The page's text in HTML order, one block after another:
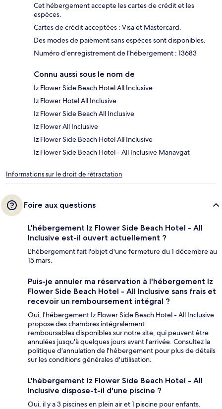
Cet hébergement accepte les cartes de crédit et les
espèces.
Cartes de crédit acceptées : Visa et Mastercard.
Des modes de paiement sans espèces sont disponibles.
Numéro d’enregistrement de l’hébergement : 13683
Connu aussi sous le nom de
Iz Flower Side Beach Hotel All Inclusive
Iz Flower Hotel All Inclusive
Iz Flower Side Beach All Inclusive
Iz Flower All Inclusive
Iz Flower Side Beach Hotel All Inclusive
Iz Flower Side Beach Hotel - All Inclusive Manavgat
Informations sur le droit de rétractation
Foire aux questions
L'hébergement Iz Flower Side Beach Hotel - All
Inclusive est-il ouvert actuellement ?
L'hébergement fait l'objet d'une fermeture du 1 décembre au
15 mars.
Puis-je annuler ma réservation à l'hébergement Iz
Flower Side Beach Hotel - All Inclusive sans frais et
recevoir un remboursement intégral ?
Oui, l'hébergement Iz Flower Side Beach Hotel - All Inclusive
propose des chambres intégralement
remboursables disponibles sur notre site, qui peuvent être
annulées jusqu'à quelques jours avant l'arrivée. Consultez la
politique d'annulation de l'hébergement pour plus de détails
sur les conditions générales d'utilisation.
L'hébergement Iz Flower Side Beach Hotel - All
Inclusive dispose-t-il d'une piscine ?
Oui, il y a 3 piscines en plein air et 1 piscine pour enfants.